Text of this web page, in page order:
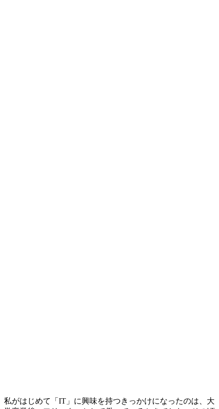
私がはじめて「IT」に興味を持つきっかけになったのは、大